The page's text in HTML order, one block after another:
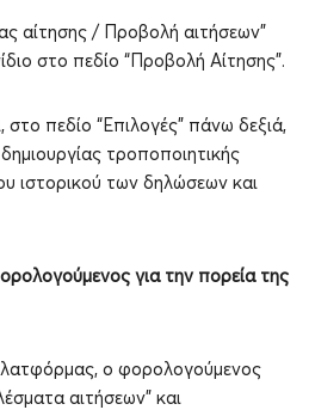
αίτησης / Προβολή αιτήσεων”
στο πεδίο “Προβολή Αίτησης”.
στο πεδίο “Επιλογές” πάνω δεξιά,
τροποποιητικής
ιστορικού των δηλώσεων και
για την πορεία της
ο φορολογούμενος
αιτήσεων” και